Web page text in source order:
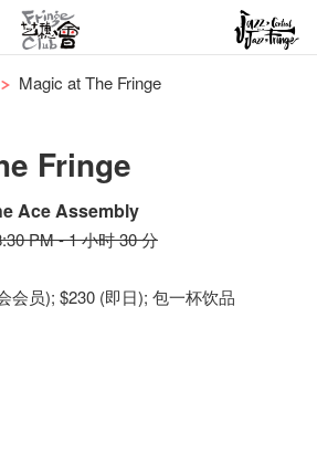
Magic at The Fringe
Fringe
Ace Assembly
PM - 1 小时 30 分
会员); $230 (即日); 包一杯饮品